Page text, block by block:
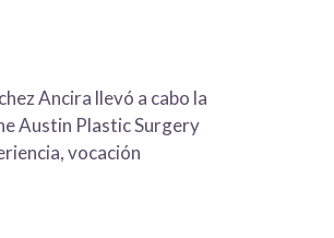
Ancira llevó a cabo la
Austin Plastic Surgery
vocación